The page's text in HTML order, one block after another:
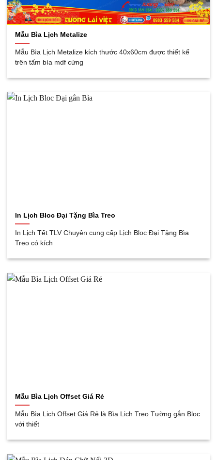
Mẫu Bìa Lịch Metalize
Mẫu Bìa Lịch Metalize kích thước 40x60cm được thiết kế
trên tấm bìa mdf cứng
In Lịch Bloc Đại Tặng Bìa Treo
In Lịch Tết TLV Chuyên cung cấp Lịch Bloc Đại Tặng Bìa
Treo có kích
Mẫu Bìa Lịch Offset Giá Rẻ
Mẫu Bìa Lịch Offset Giá Rẻ là Bìa Lịch Treo Tường gắn Bloc
với thiết